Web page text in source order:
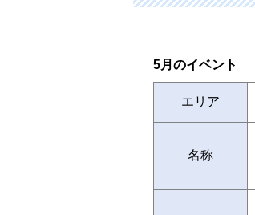
5月のイベント
エリア
名称